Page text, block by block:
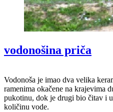
vodonošina priča
Vodonoša je imao dva velika
ramenima okačene na krajevima
pukotinu, dok je drugi bio čitav i
količinu vode.